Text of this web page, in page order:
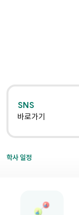
SNS
바로가기
학사 일정